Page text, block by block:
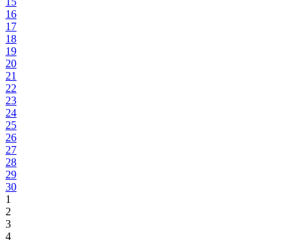
16
17
18
19
20
21
22
23
24
25
26
27
28
29
30
1
2
3
4